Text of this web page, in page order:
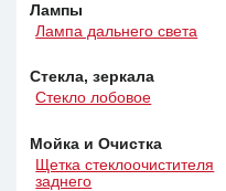
Лампы
Лампа дальнего света
Стекла, зеркала
Стекло лобовое
Мойка и Очистка
Щетка стеклоочистителя
заднего